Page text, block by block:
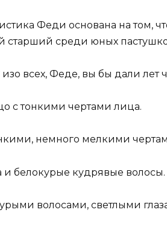
Феди основана на том,
старший среди юных
всех, Феде, вы бы дали лет
с тонкими чертами лица.
немного мелкими
и белокурые кудрявые волосы.
волосами, светлыми